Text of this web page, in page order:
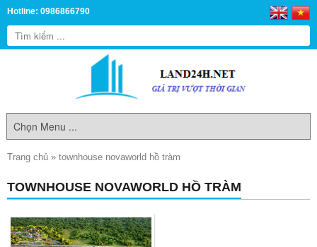
Hotline: 0986866790
Trang chủ » townhouse novaworld hồ tràm
TOWNHOUSE NOVAWORLD HỒ TRÀM